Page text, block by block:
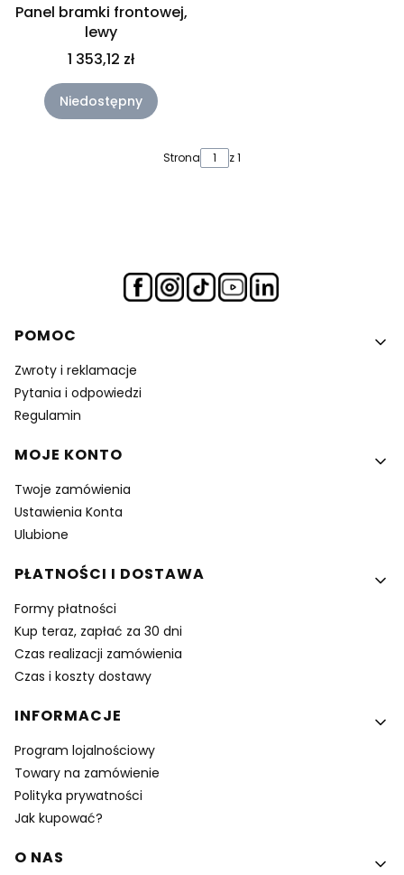
Panel bramki frontowej,
lewy
1 353,12 zł
Niedostępny
Strona z 1
Linki w stopce
POMOC
Zwroty i reklamacje
Pytania i odpowiedzi
Regulamin
MOJE KONTO
Twoje zamówienia
Ustawienia Konta
Ulubione
PŁATNOŚCI I DOSTAWA
Formy płatności
Kup teraz, zapłać za 30 dni
Czas realizacji zamówienia
Czas i koszty dostawy
INFORMACJE
Program lojalnościowy
Towary na zamówienie
Polityka prywatności
Jak kupować?
O NAS